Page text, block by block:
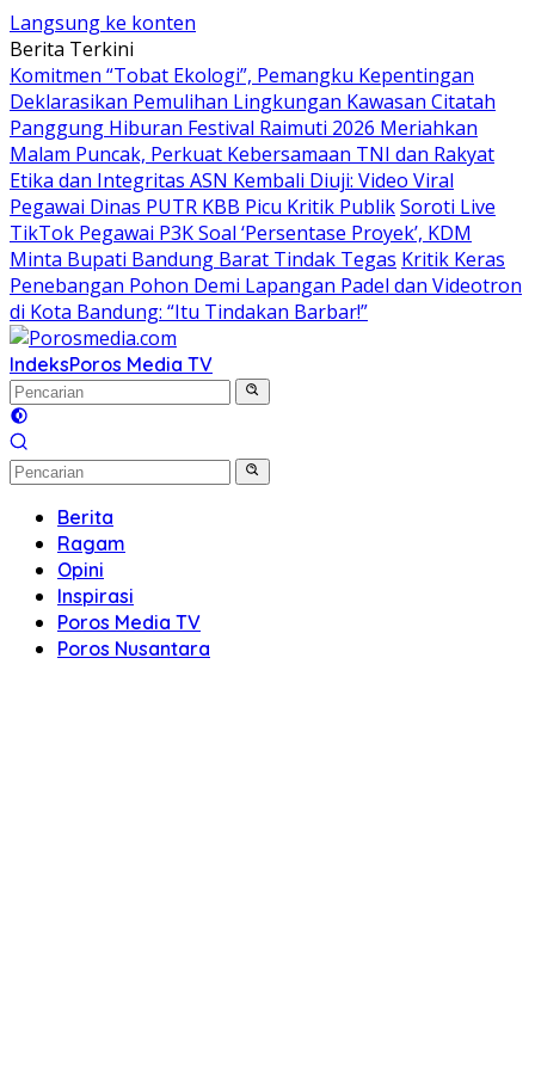
Langsung ke konten
Berita Terkini
Komitmen “Tobat Ekologi”, Pemangku Kepentingan
Deklarasikan Pemulihan Lingkungan Kawasan Citatah
Panggung Hiburan Festival Raimuti 2026 Meriahkan
Malam Puncak, Perkuat Kebersamaan TNI dan Rakyat
Etika dan Integritas ASN Kembali Diuji: Video Viral
Pegawai Dinas PUTR KBB Picu Kritik PublikSoroti Live
TikTok Pegawai P3K Soal ‘Persentase Proyek’, KDM
Minta Bupati Bandung Barat Tindak Tegas Kritik Keras
Penebangan Pohon Demi Lapangan Padel dan Videotron
di Kota Bandung: “Itu Tindakan Barbar!”
IndeksPoros Media TV
Berita
Ragam
Opini
Inspirasi
Poros Media TV
Poros Nusantara